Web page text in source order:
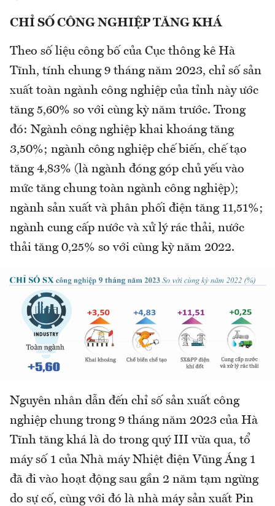
CHỈ SỐ CÔNG NGHIỆP TĂNG KHÁ
Theo số liệu công bố của Cục thông kê Hà
Tĩnh, tính chung 9 tháng năm 2023, chỉ số sản
xuất toàn ngành công nghiệp của tỉnh này ước
tăng 5,60% so với cùng kỳ năm trước. Trong
đó: Ngành công nghiệp khai khoáng tăng
3,50%; ngành công nghiệp chế biến, chế tạo
tăng 4,83% (là ngành đóng góp chủ yếu vào
mức tăng chung toàn ngành công nghiệp);
ngành sản xuất và phân phối điện tăng 11,51%;
ngành cung cấp nước và xử lý rác thải, nước
thải tăng 0,25% so với cùng kỳ năm 2022.
Nguyên nhân dẫn đến chỉ số sản xuất công
nghiệp chung trong 9 tháng năm 2023 của Hà
Tĩnh tăng khá là do trong quý III vừa qua, tổ
máy số 1 của Nhà máy Nhiệt điện Vũng Áng 1
đã đi vào hoạt động sau gần 2 năm tạm ngừng
do sự cố, cùng với đó là nhà máy sản xuất Pin